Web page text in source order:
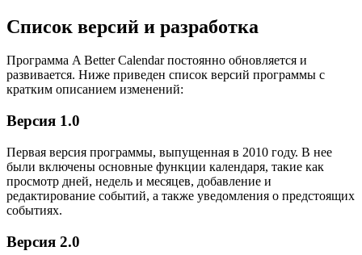
Список версий и разработка
Программа A Better Calendar постоянно обновляется и
развивается. Ниже приведен список версий программы с
кратким описанием изменений:
Версия 1.0
Первая версия программы, выпущенная в 2010 году. В нее
были включены основные функции календаря, такие как
просмотр дней, недель и месяцев, добавление и
редактирование событий, а также уведомления о предстоящих
событиях.
Версия 2.0